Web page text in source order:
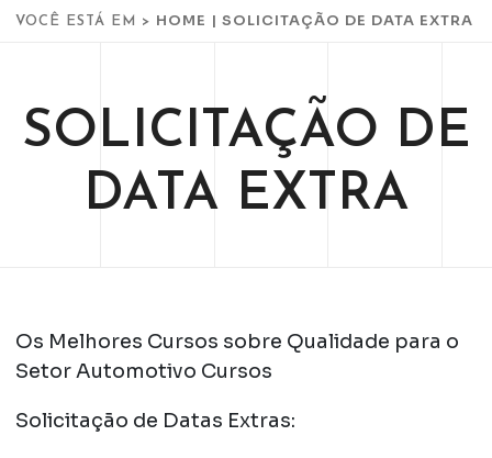
VOCÊ ESTÁ EM > HOME | SOLICITAÇÃO DE DATA EXTRA
SOLICITAÇÃO DE
DATA EXTRA
Os Melhores Cursos sobre Qualidade para o
Setor Automotivo Cursos
Solicitação de Datas Extras: